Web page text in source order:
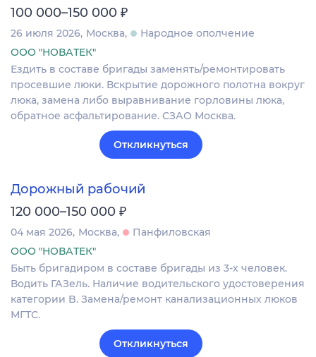
100 000–150 000 ₽
26 июля 2026 Москва
Народное ополчение
ООО "НОВАТЕК"
Ездить в составе бригады заменять/ремонтировать
просевшие люки. Вскрытие дорожного полотна вокруг
люка, замена либо выравнивание горловины люка,
обратное асфальтирование. СЗАО Москва.
Откликнуться
Дорожный рабочий
120 000–150 000 ₽
04 мая 2026 Москва
Панфиловская
ООО "НОВАТЕК"
Быть бригадиром в составе бригады из 3-х человек.
Водить ГАЗель. Наличие водительского удостоверения
категории B. Замена/ремонт канализационных люков
МГТС.
Откликнуться